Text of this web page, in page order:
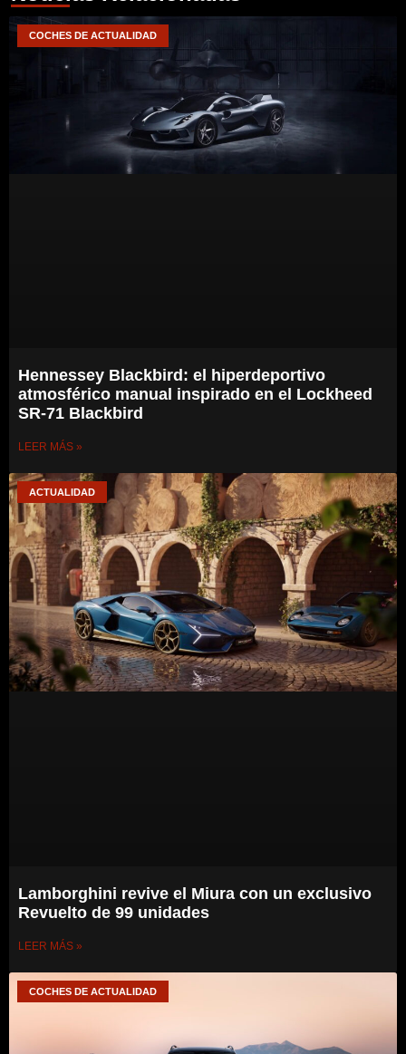
COCHES DE ACTUALIDAD
Hennessey Blackbird: el hiperdeportivo
atmosférico manual inspirado en el Lockheed
SR-71 Blackbird
LEER MÁS »
ACTUALIDAD
Lamborghini revive el Miura con un exclusivo
Revuelto de 99 unidades
LEER MÁS »
COCHES DE ACTUALIDAD